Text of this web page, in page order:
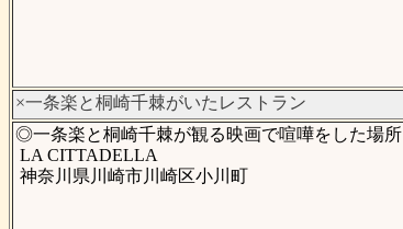
×一条楽と桐崎千棘がいたレストラン
◎一条楽と桐崎千棘が観る映画で喧嘩をした場所
LA CITTADELLA
神奈川県川崎市川崎区小川町